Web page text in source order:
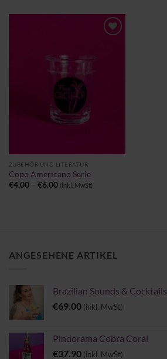
ZUBEHÖR UND LITERATUR
Copo Americano Serie
€4.00 – €6.00Preisspanne:
(inkl. MwSt)
ANGESEHENE ARTIKEL
Brazilian Sounds & Cocktails
€69.00 (inkl. MwSt)
Pindorama Cobra Coral
€37.90 (inkl. MwSt)